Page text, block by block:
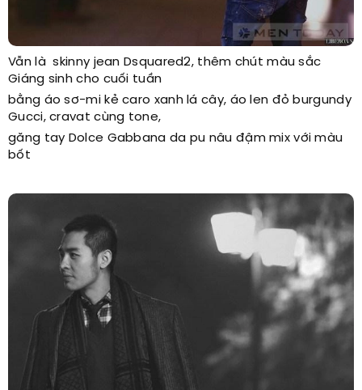
Vẫn là skinny jean Dsquared2, thêm chút màu sắc
Giáng sinh cho cuối tuần
bằng áo sơ-mi kẻ caro xanh lá cây, áo len đỏ burgundy
Gucci, cravat cùng tone,
găng tay Dolce Gabbana da pu nâu đậm mix với màu
bốt